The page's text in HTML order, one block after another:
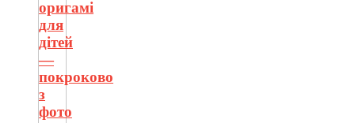
оригамі
для
дітей
—
покроково
з
фото